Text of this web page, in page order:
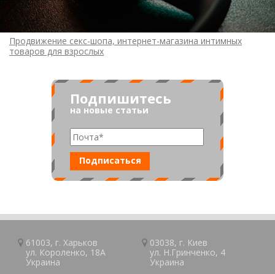
Продвижение секс-шопа, интернет-магазина интимных
товаров для взрослых
Подпишитесь
на новые статьи
61003, г.Харьков
ул. Короленко, 18А
Украина
03038, г. Киев
ул. Н.Гринченко, 4
Украина